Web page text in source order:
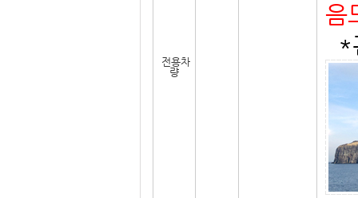
전용차
량
음
*